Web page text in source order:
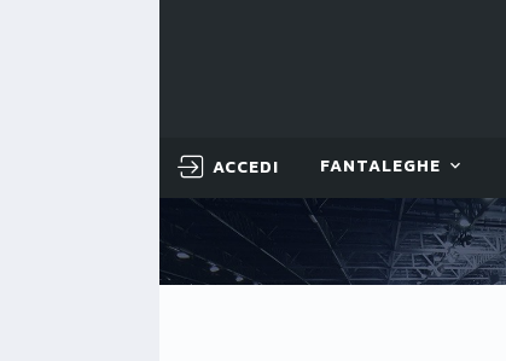
ACCEDI FANTALEGHE